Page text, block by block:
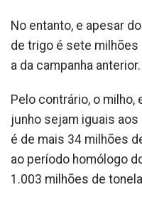
No entanto, e apesar
de trigo é sete milhões
a da campanha anterior.
Pelo contrário, o
junho sejam iguais
é de mais 34 milhões
ao período homólogo
1.003 milhões de